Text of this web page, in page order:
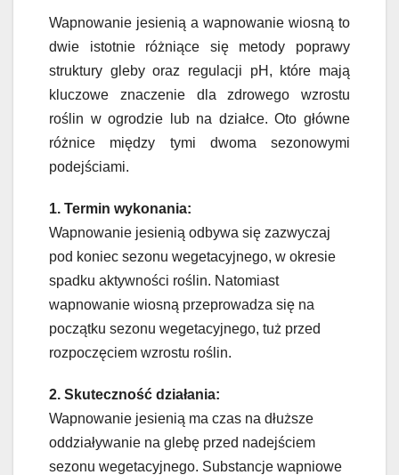
Wapnowanie jesienią a wapnowanie wiosną to
dwie istotnie różniące się metody poprawy
struktury gleby oraz regulacji pH, które mają
kluczowe znaczenie dla zdrowego wzrostu
roślin w ogrodzie lub na działce. Oto główne
różnice między tymi dwoma sezonowymi
podejściami.
1. Termin wykonania:
Wapnowanie jesienią odbywa się zazwyczaj
pod koniec sezonu wegetacyjnego, w okresie
spadku aktywności roślin. Natomiast
wapnowanie wiosną przeprowadza się na
początku sezonu wegetacyjnego, tuż przed
rozpoczęciem wzrostu roślin.
2. Skuteczność działania:
Wapnowanie jesienią ma czas na dłuższe
oddziaływanie na glebę przed nadejściem
sezonu wegetacyjnego. Substancje wapniowe